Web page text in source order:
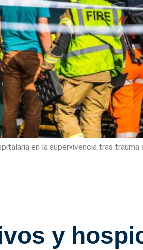
en la supervivencia tras
y